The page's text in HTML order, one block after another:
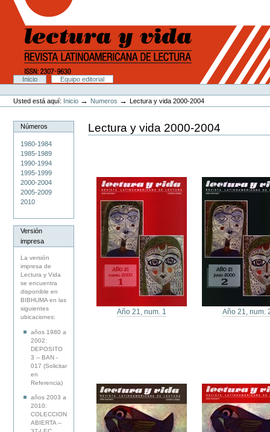
Cambiar
contenido.
navegación
Secciones
Inicio
Equipo editorial
Herramientas
Personales
Usted está aquí: Inicio → Numeros →Lectura y vida 2000-2004
Números
1980-1984
1985-1989
1990-1994
1995-1999
2000-2004
2005-2009
2010
Versión
impresa
La versión
impresa de
Lectura y Vida
se encuentra
disponible en
BIBHUMA en las
siguientes
ubicaciones:
años 1980 a
2002:
DEPOSITO
3 -- BAN -
017 (Solicitar
en
Referencia)
años 2003 a
2010:
COLECCION
ABIERTA --
Lectura y vida 2000-2004
Año 21, num. 1 Año 21, num.